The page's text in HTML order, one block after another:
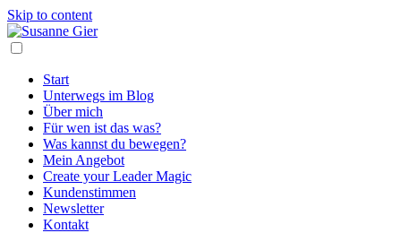
Skip to content
Start
Unterwegs im Blog
Über mich
Für wen ist das was?
Was kannst du bewegen?
Mein Angebot
Create your Leader Magic
Kundenstimmen
Newsletter
Kontakt